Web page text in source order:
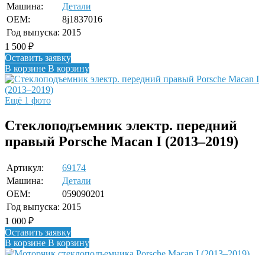
Машина:
Детали
OEM:
8j1837016
Год выпуска: 2015
1 500 ₽
Оставить заявку
В корзине В корзину
Ещё 1 фото
Стеклоподъемник электр. передний
правый Porsche Macan I (2013–2019)
Артикул:
69174
Машина:
Детали
OEM:
059090201
Год выпуска: 2015
1 000 ₽
Оставить заявку
В корзине В корзину